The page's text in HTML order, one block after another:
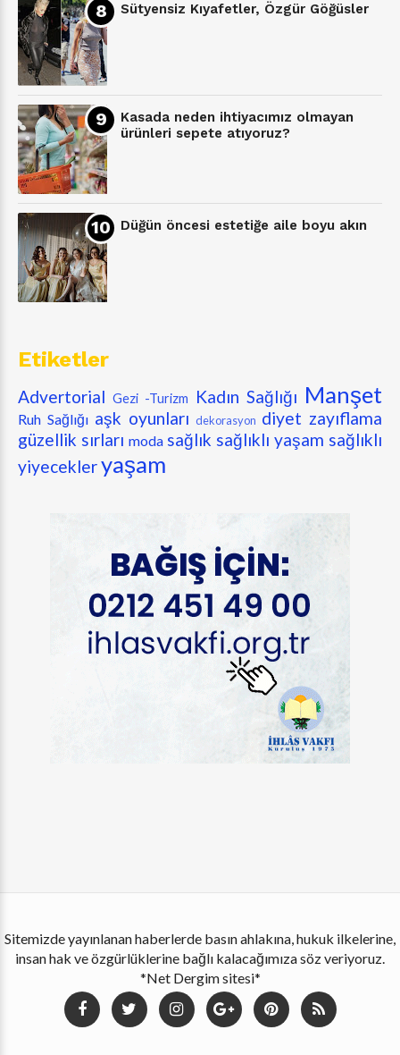
Sütyensiz Kıyafetler, Özgür Göğüsler
Kasada neden ihtiyacımız olmayan
ürünleri sepete atıyoruz?
Düğün öncesi estetiğe aile boyu akın
Etiketler
Advertorial Gezi -Turizm Kadın Sağlığı Manşet
Ruh Sağlığı aşk oyunları dekorasyon diyet zayıflama
güzellik sırları moda sağlık sağlıklı yaşam sağlıklı
yiyecekleryaşam
Sitemizde yayınlanan haberlerde basın ahlakına, hukuk ilkelerine,
insan hak ve özgürlüklerine bağlı kalacağımıza söz veriyoruz.
*Net Dergim sitesi*